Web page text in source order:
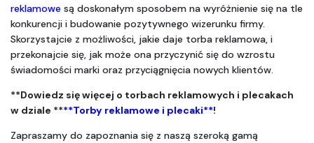
reklamowe są doskonałym sposobem na wyróżnienie się na tle
konkurencji i budowanie pozytywnego wizerunku firmy.
Skorzystajcie z możliwości, jakie daje torba reklamowa, i
przekonajcie się, jak może ona przyczynić się do wzrostu
świadomości marki oraz przyciągnięcia nowych klientów.
**Dowiedz się więcej o torbach reklamowych i plecakach
w dziale ****Torby reklamowe i plecaki**!
Zapraszamy do zapoznania się z naszą szeroką gamą